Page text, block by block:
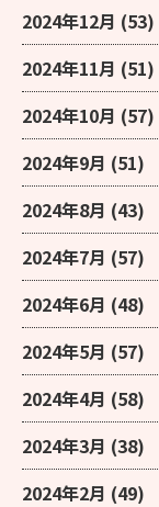
2024年12月 (53)
2024年11月 (51)
2024年10月 (57)
2024年9月 (51)
2024年8月 (43)
2024年7月 (57)
2024年6月 (48)
2024年5月 (57)
2024年4月 (58)
2024年3月 (38)
2024年2月 (49)